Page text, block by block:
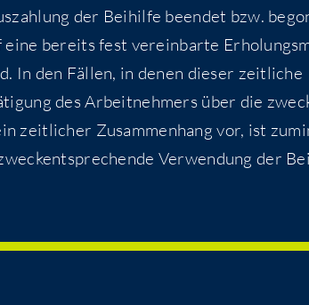
der Bei­hil­fe been­det bzw.
eine bereits fest ver­ein­bar­te
In den Fäl­len, in denen die­ser zeit­li­che
des Arbeit­neh­mers über die
zeit­li­cher Zusam­men­hang vor, ist
Ver­wen­dung der